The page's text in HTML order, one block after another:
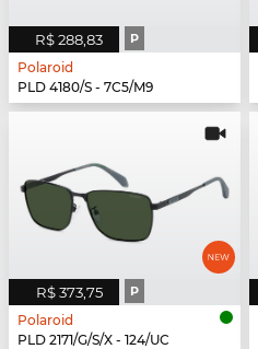
R$ 288,83 P
Polaroid
PLD 4180/S - 7C5/M9
R$ 373,75 P
Polaroid
PLD 2171/G/S/X - 124/UC